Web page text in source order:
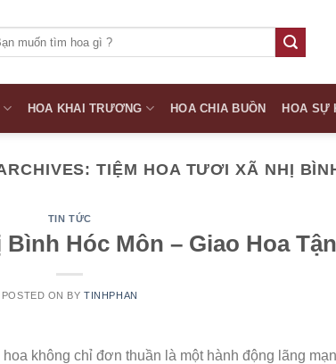
HOA KHAI TRƯƠNG HOA CHIA BUỒN HOA SỰ
TIỆM HOA TƯƠI XÃ NHỊ
TIN TỨC
Hóc Môn – Giao Hoa
POSTED ON BYTINHPHAN
không chỉ đơn thuần là một hành động lãng